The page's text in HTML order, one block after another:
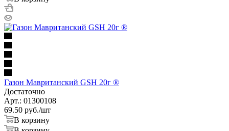
Газон Мавританский GSH 20г ®
Достаточно
Арт.: 01300108
69.50 руб./шт
В корзину